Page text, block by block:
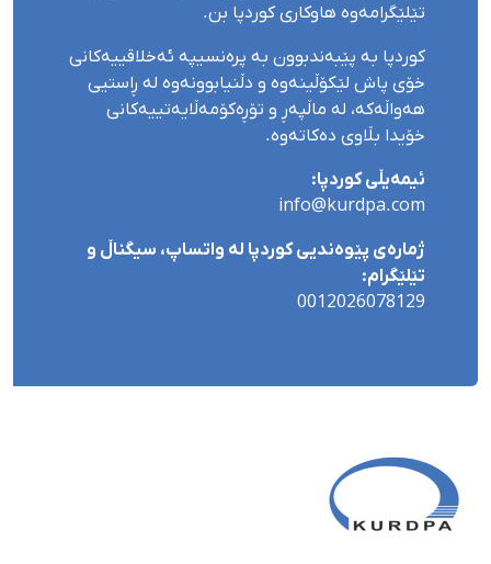
تێلێگرامەوە هاوکاری کوردپا بن.
کوردپا بە پێبەندبوون بە پرەنسیپە ئەخلاقییەکانی
خۆی پاش لێکۆڵینەوە و دڵنیابوونەوە لە ڕاستیی
هەواڵەکە، لە ماڵپەڕ و تۆڕەکۆمەڵایەتییەکانی
خۆیدا بڵاوی دەکاتەوە.
ئیمەیڵی کوردپا:
info@kurdpa.com
ژمارەی پێوەندیی کوردپا لە واتساپ، سیگناڵ و
تێلێگرام:
0012026078129